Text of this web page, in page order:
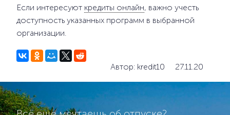
Если интересуют кредиты онлайн, важно учесть
доступность указанных программ в выбранной
организации.
Автор: kredit10 27.11.20